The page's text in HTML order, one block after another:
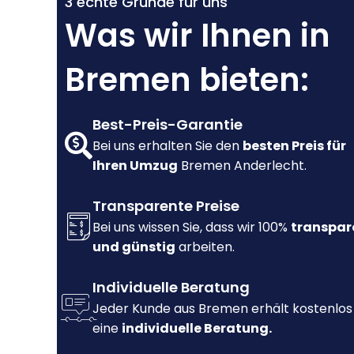
Was wir Ihnen in
Bremen bieten:
Best-Preis-Garantie
Bei uns erhalten Sie den besten Preis für
Ihren Umzug Bremen Anderlecht.
Transparente Preise
Bei uns wissen Sie, dass wir 100%
und günstig arbeiten.
Individuelle Beratung
Jeder Kunde aus Bremen erhält kostenlos
eine individuelle Beratung.